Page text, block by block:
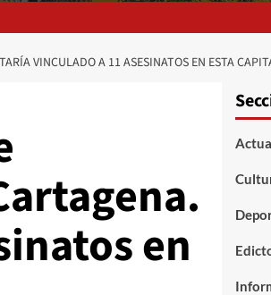
VINCULADO A 11 ASESINATOS EN ESTA
en